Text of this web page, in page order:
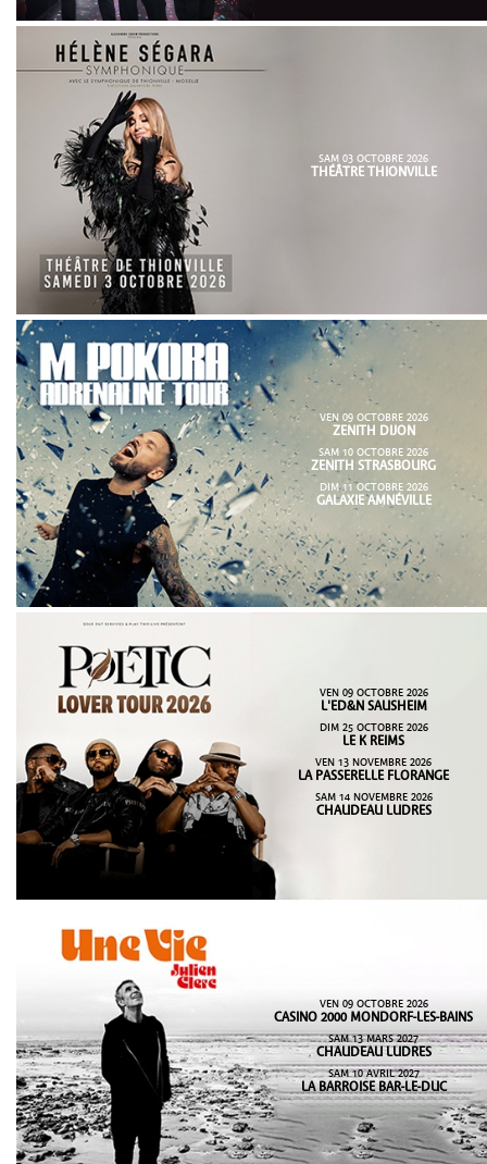
SAM 03 OCTOBRE 2026
THÉÂTRE THIONVILLE
VEN 09 OCTOBRE 2026
ZENITH DIJON
SAM 10 OCTOBRE 2026
ZENITH STRASBOURG
DIM 11 OCTOBRE 2026
GALAXIE AMNÉVILLE
VEN 09 OCTOBRE 2026
L'ED&N SAUSHEIM
DIM 25 OCTOBRE 2026
LE K REIMS
VEN 13 NOVEMBRE 2026
LA PASSERELLE FLORANGE
SAM 14 NOVEMBRE 2026
CHAUDEAU LUDRES
VEN 09 OCTOBRE 2026
CASINO 2000 MONDORF-LES-BAINS
SAM 13 MARS 2027
CHAUDEAU LUDRES
SAM 10 AVRIL 2027
LA BARROISE BAR-LE-DUC